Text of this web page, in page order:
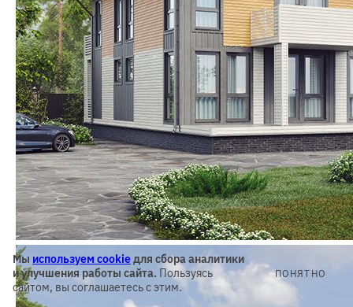
Мы используем cookieдля сбора аналитики
и улучшения работы сайта. Пользуясь
сайтом, вы соглашаетесь с этим.
ПОНЯТНО